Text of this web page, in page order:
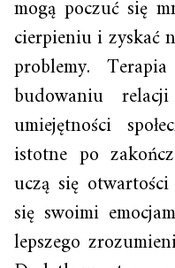
mogą poczuć się
cierpieniu i zyskać
problemy.
budowaniu
umiejętności
istotne po
uczą się
się swoimi
lepszego